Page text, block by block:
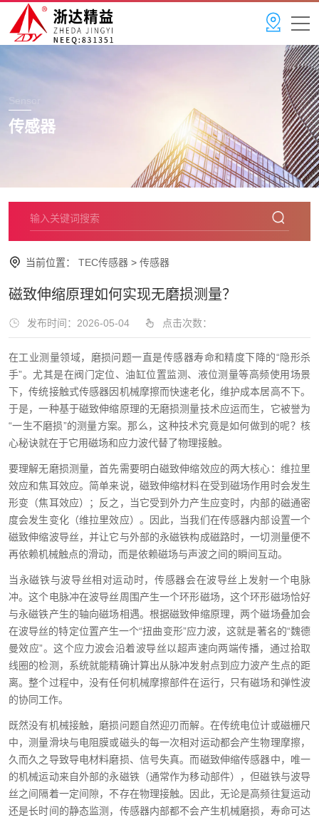
Sensor
传感器
当前位置： TEC传感器 > 传感器
磁致伸缩原理如何实现无磨损测量？
发布时间：2026-05-04 点击次数：
在工业测量领域，磨损问题一直是传感器寿命和精度下降的“隐形杀
手”。尤其是在阀门定位、油缸位置监测、液位测量等高频使用场景
下，传统接触式传感器因机械摩擦而快速老化，维护成本居高不下。
于是，一种基于磁致伸缩原理的无磨损测量技术应运而生，它被誉为
“一生不磨损”的测量方案。那么，这种技术究竟是如何做到的呢？核
心秘诀就在于它用磁场和应力波代替了物理接触。
要理解无磨损测量，首先需要明白磁致伸缩效应的两大核心：维拉里
效应和焦耳效应。简单来说，磁致伸缩材料在受到磁场作用时会发生
形变（焦耳效应）；反之，当它受到外力产生应变时，内部的磁通密
度会发生变化（维拉里效应）。因此，当我们在传感器内部设置一个
磁致伸缩波导丝，并让它与外部的永磁铁构成磁路时，一切测量便不
再依赖机械触点的滑动，而是依赖磁场与声波之间的瞬间互动。
当永磁铁与波导丝相对运动时，传感器会在波导丝上发射一个电脉
冲。这个电脉冲在波导丝周围产生一个环形磁场，这个环形磁场恰好
与永磁铁产生的轴向磁场相遇。根据磁致伸缩原理，两个磁场叠加会
在波导丝的特定位置产生一个“扭曲变形”应力波，这就是著名的“魏德
曼效应”。这个应力波会沿着波导丝以超声速向两端传播，通过拾取
线圈的检测，系统就能精确计算出从脉冲发射点到应力波产生点的距
离。整个过程中，没有任何机械摩擦部件在运行，只有磁场和弹性波
的协同工作。
既然没有机械接触，磨损问题自然迎刃而解。在传统电位计或磁栅尺
中，测量滑块与电阻膜或磁头的每一次相对运动都会产生物理摩擦，
久而久之导致导电材料磨损、信号失真。而磁致伸缩传感器中，唯一
的机械运动来自外部的永磁铁（通常作为移动部件），但磁铁与波导
丝之间隔着一定间隙，不存在物理接触。因此，无论是高频往复运动
还是长时间的静态监测，传感器内部都不会产生机械磨损，寿命可达